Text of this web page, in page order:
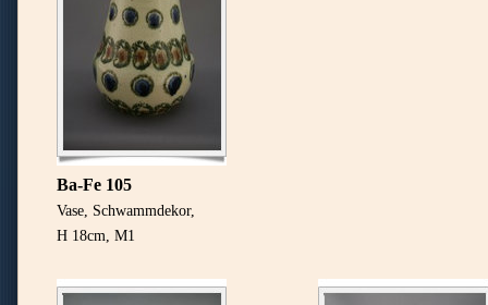
Ba-Fe 105
Vase, Schwammdekor,
H 18cm, M1